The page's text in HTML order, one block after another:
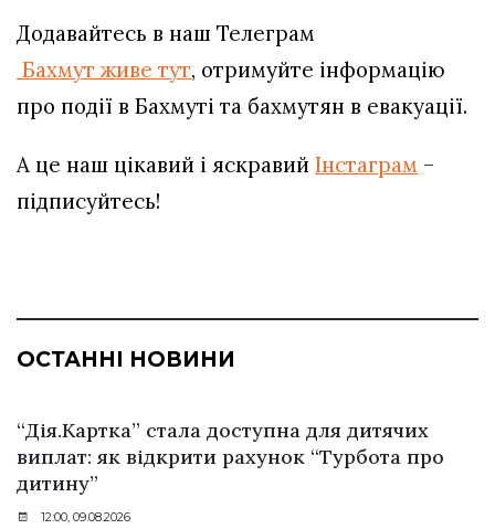
Додавайтесь в наш Телеграм
Бахмут живе тут, отримуйте інформацію
про події в Бахмуті та бахмутян в евакуації.
А це наш цікавий і яскравий Інстаграм –
підписуйтесь!
ОСТАННІ НОВИНИ
“Дія.Картка” стала доступна для дитячих
виплат: як відкрити рахунок “Турбота про
дитину”
12:00, 09.08.2026